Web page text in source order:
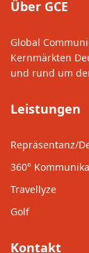
Über GCE
Global
Kernmärkten
und rund um
Leistungen
Repräsentanz/
360°
Travellyze
Golf
Kontakt